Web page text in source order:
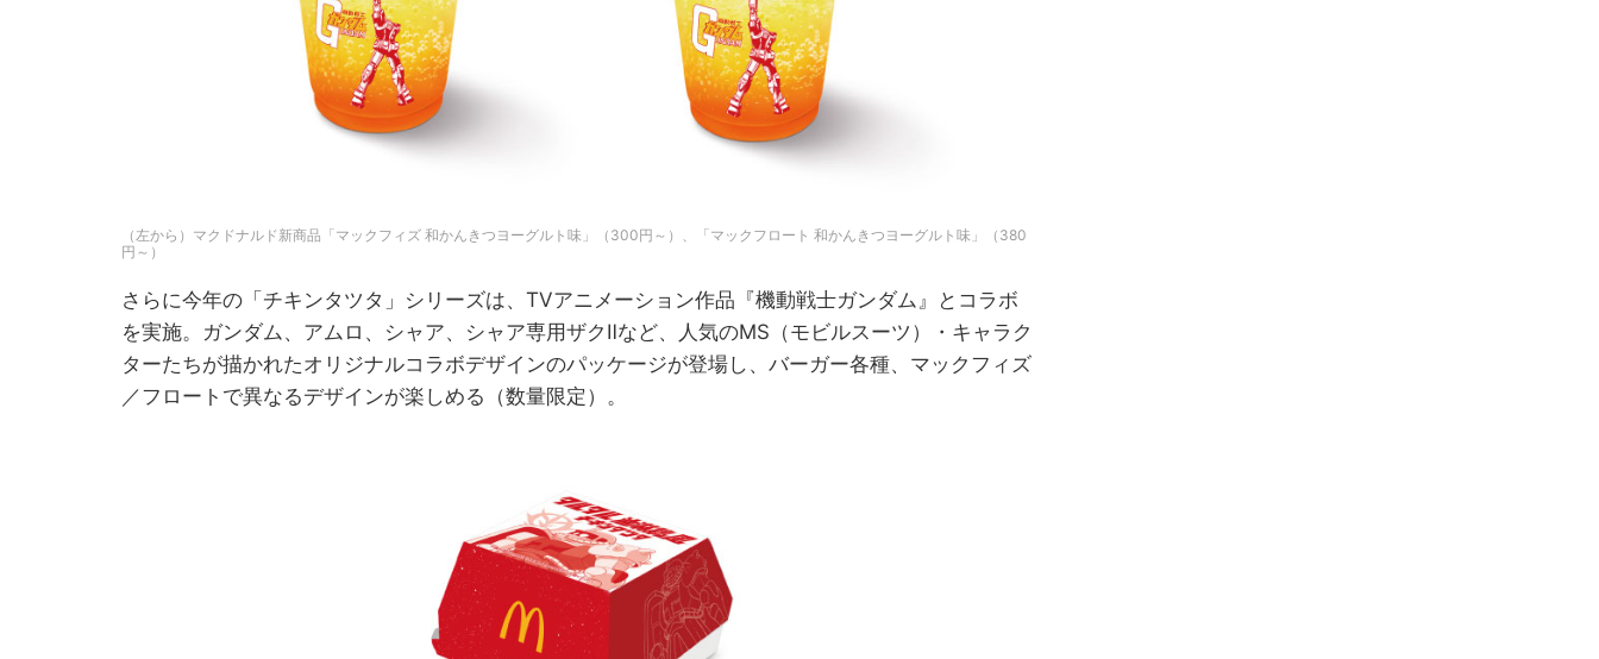
（左から）マクドナルド新商品「マックフィズ 和かんきつヨーグルト味」（300円～）、「マックフロート 和かんきつヨーグルト味」（380
円～）
さらに今年の「チキンタツタ」シリーズは、TVアニメーション作品『機動戦士ガンダム』とコラボ
を実施。ガンダム、アムロ、シャア、シャア専用ザクⅡなど、人気のMS（モビルスーツ）・キャラク
ターたちが描かれたオリジナルコラボデザインのパッケージが登場し、バーガー各種、マックフィズ
／フロートで異なるデザインが楽しめる（数量限定）。